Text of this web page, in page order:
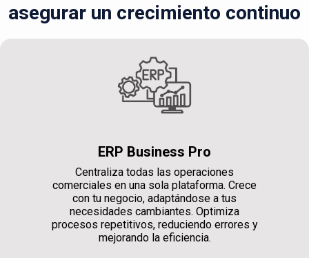
asegurar un crecimiento continuo
ERP Business Pro
Centraliza todas las operaciones
comerciales en una sola plataforma. Crece
con tu negocio, adaptándose a tus
necesidades cambiantes. Optimiza
procesos repetitivos, reduciendo errores y
mejorando la eficiencia.